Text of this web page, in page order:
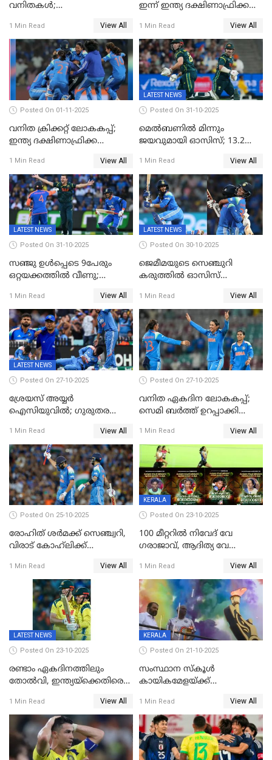
വനിതകൾ;
ഇന്ത്യയ്ക്ക് വനിതാ ക്രിക്കറ്റ്
ലോകകപ്പ്
1 Min Read View All
ഇന്ന് ഇന്ത്യ ദക്ഷിണാഫ്രിക്ക
1 Min Read View All
Posted On 01-11-2025
വനിത ക്രിക്കറ്റ് ലോകകപ്പ്;
ഇന്ത്യ ദക്ഷിണാഫ്രിക്ക
1 Min Read View All
LATEST NEWS
Posted On 31-10-2025
മെൽബണിൽ മിന്നും
ജയവുമായി ഓസിസ്; 13.2
പരമ്പരയിൽ ലീഡ്
1 Min Read View All
LATEST NEWS
Posted On 31-10-2025
സഞ്ജു ഉൾപ്പെടെ 9പേരും
ഒറ്റയക്കത്തിൽ വീണു;
ഹര്‍ഷിതും മാത്രം;
മെല്‍ബണില്‍
ഇന്ത്യയ്‌ക്കെതിരെ ഓസീസ്
ലക്ഷ്യം 126 റണ്‍സ്
1 Min Read View All
LATEST NEWS
Posted On 30-10-2025
ജെമീമയുടെ സെഞ്ചുറി
കരുത്തിൽ ഓസിസ്
തകർന്നു; അഞ്ച് വിക്കറ്റ്
ജയവുമായി ഇന്ത്യൻ
വനിതകൾ ലോകകപ്പ്
കലാശപ്പോരിന്
1 Min Read View All
LATEST NEWS
Posted On 27-10-2025
ശ്രേയസ് അയ്യര്‍
ഐസിയുവില്‍; ഗുരുതര
1 Min Read View All
Posted On 27-10-2025
വനിത ഏകദിന ലോകകപ്പ്;
സെമി ബര്‍ത്ത് ഉറപ്പാക്കി
1 Min Read View All
Posted On 25-10-2025
രോഹിത് ശർമക്ക് സെഞ്ച്വറി,
വിരാട് കോഹ്‍ലിക്ക്
മുൻനായകരുടെ മികവിൽ
ഓസീസിനെതിരെ ഉജ്ജ്വല
1 Min Read View All
KERALA
Posted On 23-10-2025
100 മീറ്ററിൽ നിവേദ് വേ​
ഗരാജാവ്, ആദിത്യ വേ​
ബോയ്സിലും സബ്‌ജൂനിയർ
ഗേൾസിലും റെക്കോർഡോടെ
സ്വർണം, ദേവപ്രിയ 87ലെ
റെക്കോർഡ് തിരുത്തി
1 Min Read View All
LATEST NEWS
Posted On 23-10-2025
രണ്ടാം ഏകദിനത്തിലും
തോൽവി, ഇന്ത്യയ്‌ക്കെതിരെ
1 Min Read View All
KERALA
Posted On 21-10-2025
സംസ്ഥാന സ്കൂൾ
കായികമേളയ്ക്ക്
ഒളിംപിക്‌സിന്റെ ഉദ്‌ഘാടനം
നിർവഹിച്ച് ധനമന്ത്രി K N
ബാലഗോപാൽ;ദീപശിഖ
തെളിയിച്ച് I M വിജയൻ
1 Min Read View All